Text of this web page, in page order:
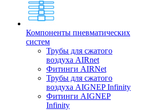
Компоненты пневматических
систем
Трубы для сжатого
воздуха AIRnet
Фитинги AIRNet
Трубы для сжатого
воздуха AIGNEP Infinity
Фитинги AIGNEP
Infinity